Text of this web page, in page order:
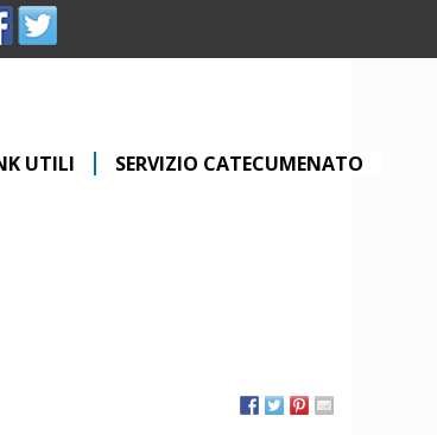
UTILI SERVIZIO CATECUMENATO